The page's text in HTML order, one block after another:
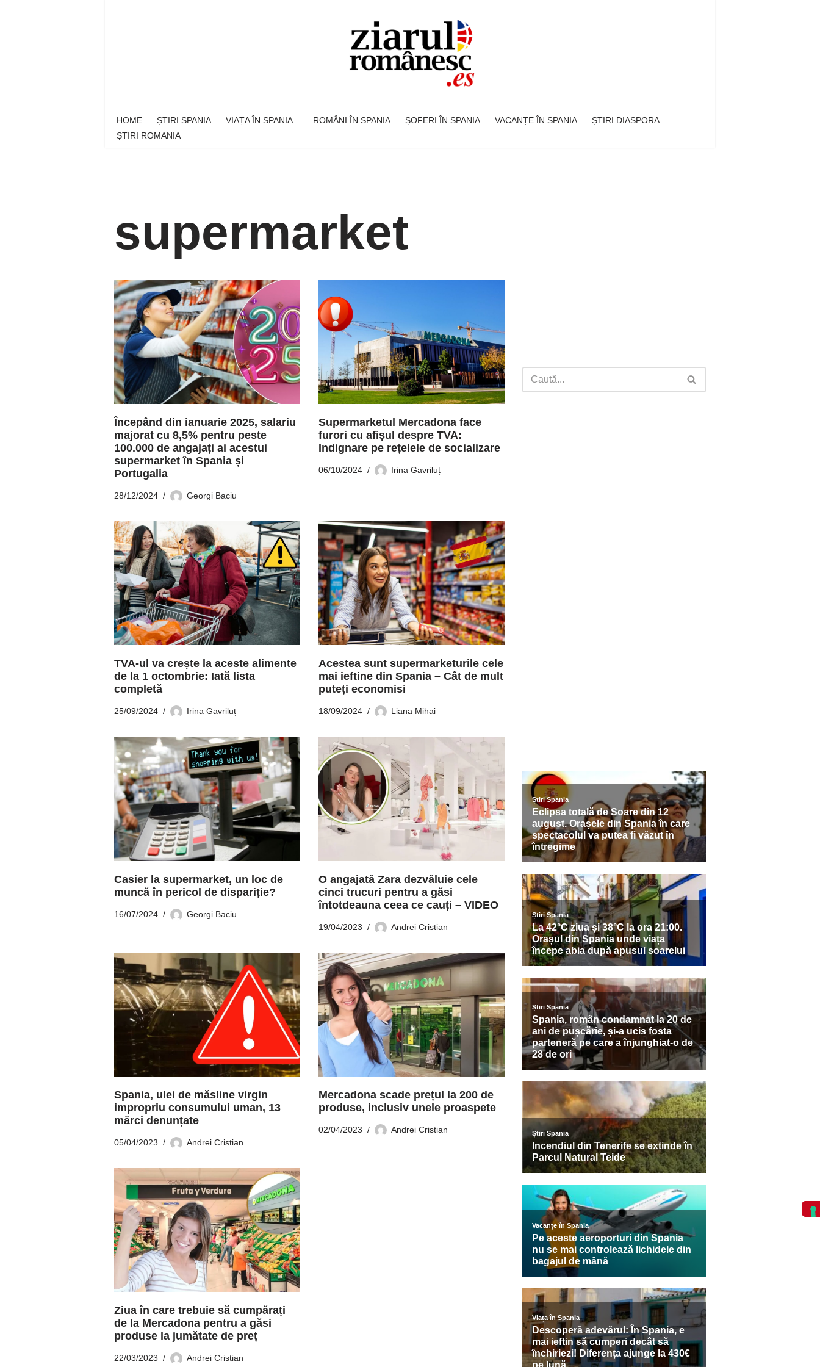
HOME ȘTIRI SPANIA VIAȚA ÎN SPANIA ROMÂNI ÎN SPANIA ȘOFERI ÎN SPANIA VACANȚE ÎN SPANIA
ȘTIRI DIASPORA
ȘTIRI ROMANIA
supermarket
Începând din ianuarie 2025, salariu
majorat cu 8,5% pentru peste
100.000 de angajați ai acestui
supermarket în Spania și
Portugalia
28/12/2024 Georgi Baciu
Supermarketul Mercadona face
furori cu afișul despre TVA:
Indignare pe rețelele de socializare
06/10/2024 Irina Gavriluț
TVA-ul va crește la aceste alimente
de la 1 octombrie: Iată lista
completă
25/09/2024 Irina Gavriluț
Acestea sunt supermarketurile cele
mai ieftine din Spania – Cât de mult
puteți economisi
18/09/2024 Liana Mihai
Casier la supermarket, un loc de
muncă în pericol de dispariție?
16/07/2024 Georgi Baciu
O angajată Zara dezvăluie cele
cinci trucuri pentru a găsi
întotdeauna ceea ce cauți – VIDEO
19/04/2023 Andrei Cristian
Spania, ulei de măsline virgin
impropriu consumului uman, 13
mărci denunțate
05/04/2023 Andrei Cristian
Mercadona scade prețul la 200 de
produse, inclusiv unele proaspete
02/04/2023 Andrei Cristian
Ziua în care trebuie să cumpărați
de la Mercadona pentru a găsi
produse la jumătate de preț
22/03/2023 Andrei Cristian